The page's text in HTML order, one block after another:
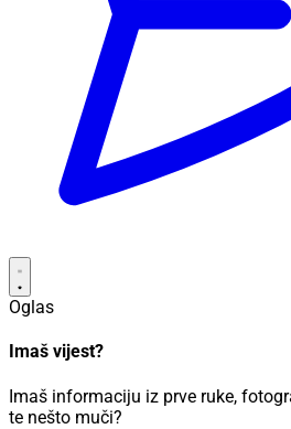
Oglas
Imaš vijest?
Imaš informaciju iz prve ruke,
te nešto muči?